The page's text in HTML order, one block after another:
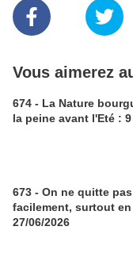
Vous aimerez
674 - La Nature
la peine avant l'Eté :
673 - On ne quitte
facilement, surtout
27/06/2026